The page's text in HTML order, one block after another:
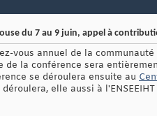
du 7 au 9 juin, appel à
vous annuel de la
de la conférence sera
se déroulera ensuite au
elle aussi à